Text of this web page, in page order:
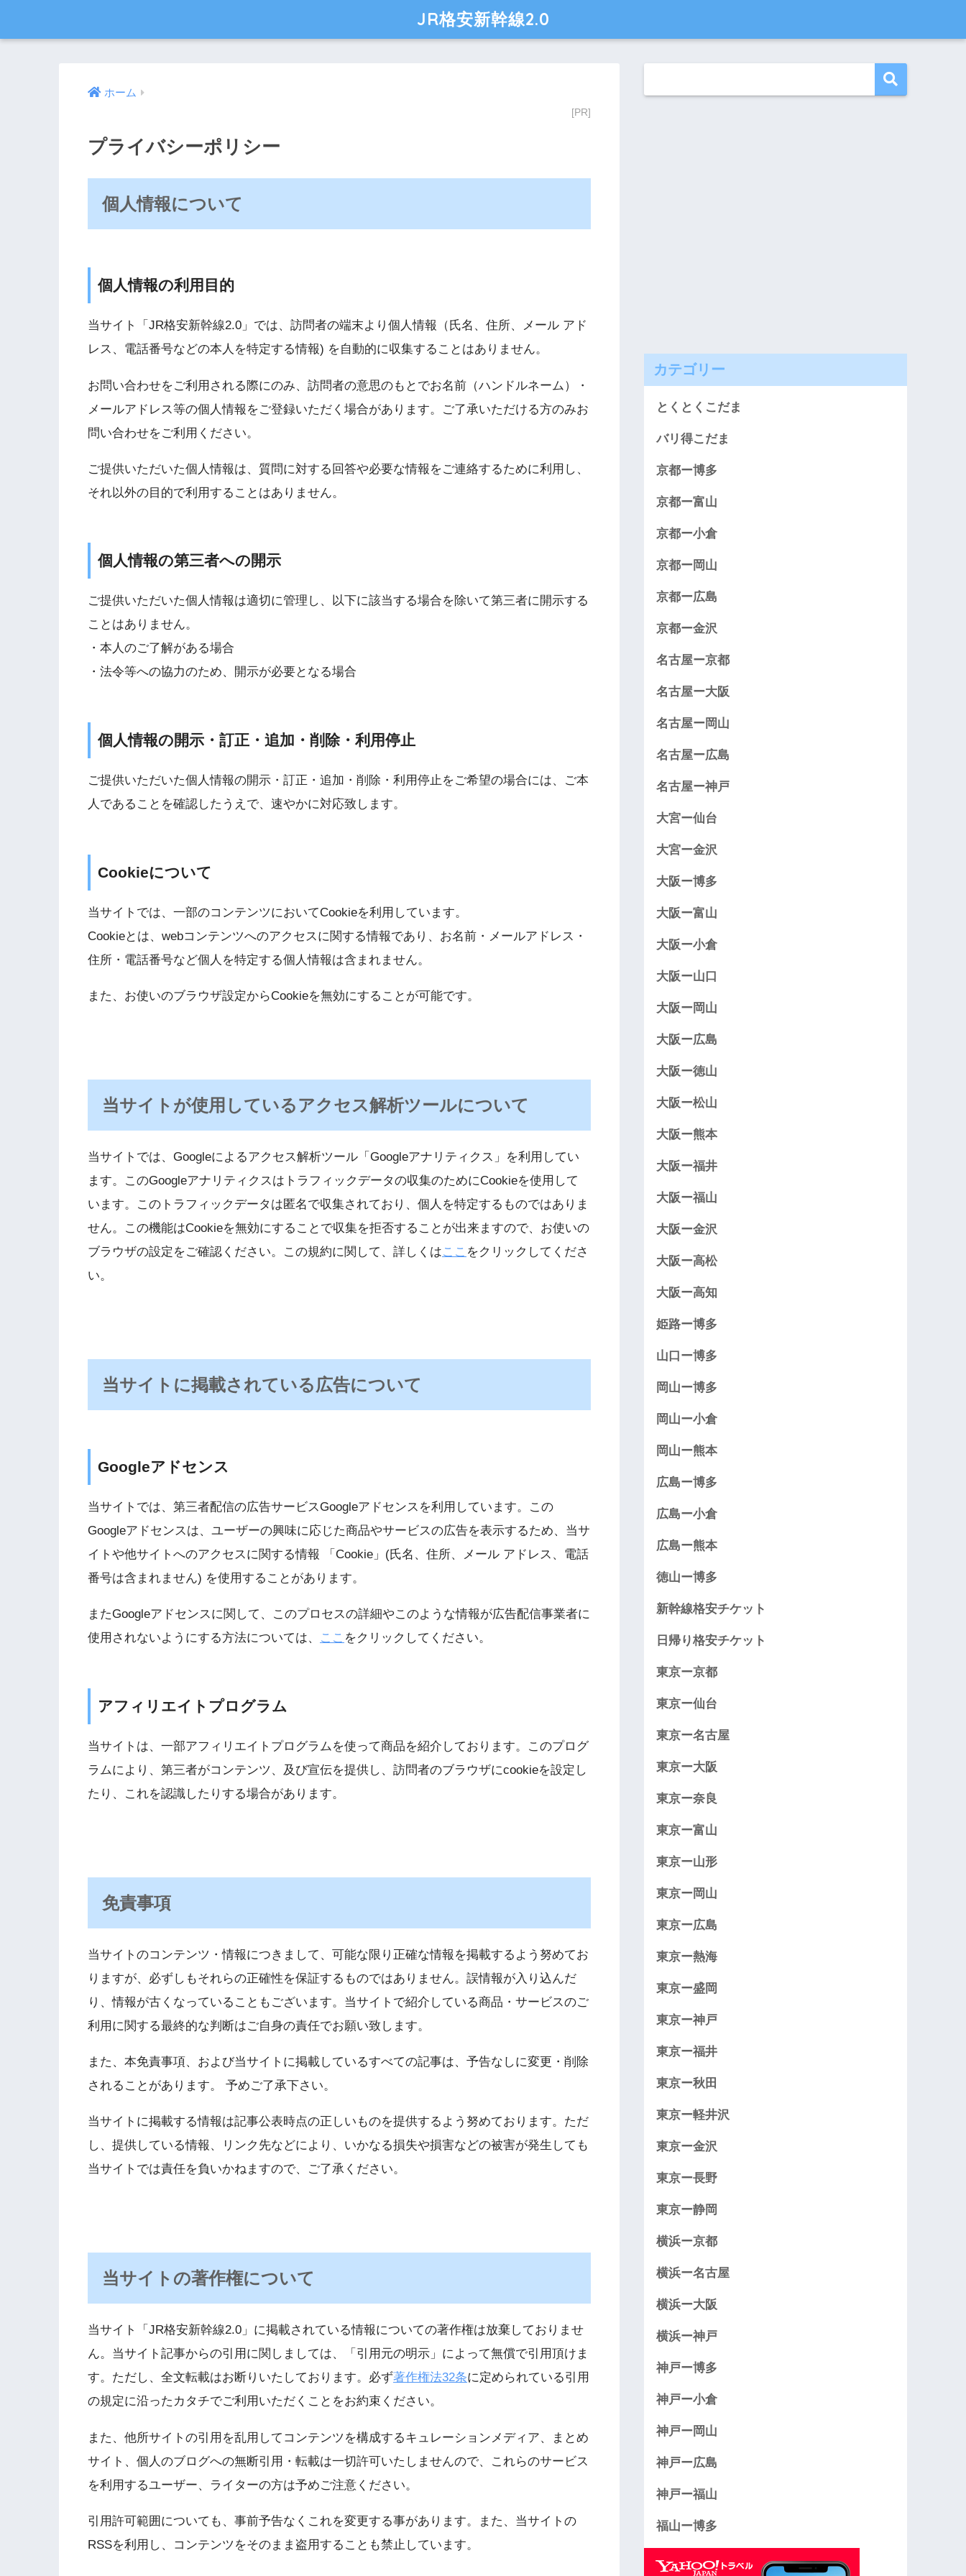
JR格安新幹線2.0
ホーム
プライバシーポリシー
個人情報について
個人情報の利用目的
当サイト「JR格安新幹線2.0」では、訪問者の端末より個人情報（氏名、住所、メール アド
レス、電話番号などの本人を特定する情報) を自動的に収集することはありません。
お問い合わせをご利用される際にのみ、訪問者の意思のもとでお名前（ハンドルネーム）・
メールアドレス等の個人情報をご登録いただく場合があります。ご了承いただける方のみお
問い合わせをご利用ください。
ご提供いただいた個人情報は、質問に対する回答や必要な情報をご連絡するために利用し、
それ以外の目的で利用することはありません。
個人情報の第三者への開示
ご提供いただいた個人情報は適切に管理し、以下に該当する場合を除いて第三者に開示する
ことはありません。
・本人のご了解がある場合
・法令等への協力のため、開示が必要となる場合
個人情報の開示・訂正・追加・削除・利用停止
ご提供いただいた個人情報の開示・訂正・追加・削除・利用停止をご希望の場合には、ご本
人であることを確認したうえで、速やかに対応致します。
Cookieについて
当サイトでは、一部のコンテンツにおいてCookieを利用しています。
Cookieとは、webコンテンツへのアクセスに関する情報であり、お名前・メールアドレス・
住所・電話番号など個人を特定する個人情報は含まれません。
また、お使いのブラウザ設定からCookieを無効にすることが可能です。
当サイトが使用しているアクセス解析ツールについて
当サイトでは、Googleによるアクセス解析ツール「Googleアナリティクス」を利用してい
ます。このGoogleアナリティクスはトラフィックデータの収集のためにCookieを使用して
います。このトラフィックデータは匿名で収集されており、個人を特定するものではありま
せん。この機能はCookieを無効にすることで収集を拒否することが出来ますので、お使いの
ブラウザの設定をご確認ください。この規約に関して、詳しくはここ をクリックしてくださ
い。
当サイトに掲載されている広告について
Googleアドセンス
当サイトでは、第三者配信の広告サービスGoogleアドセンスを利用しています。この
Googleアドセンスは、ユーザーの興味に応じた商品やサービスの広告を表示するため、当サ
イトや他サイトへのアクセスに関する情報 「Cookie」(氏名、住所、メール アドレス、電話
番号は含まれません) を使用することがあります。
またGoogleアドセンスに関して、このプロセスの詳細やこのような情報が広告配信事業者に
使用されないようにする方法については、
ここ をクリックしてください。
アフィリエイトプログラム
当サイトは、一部アフィリエイトプログラムを使って商品を紹介しております。このプログ
ラムにより、第三者がコンテンツ、及び宣伝を提供し、訪問者のブラウザにcookieを設定し
たり、これを認識したりする場合があります。
免責事項
当サイトのコンテンツ・情報につきまして、可能な限り正確な情報を掲載するよう努めてお
りますが、必ずしもそれらの正確性を保証するものではありません。誤情報が入り込んだ
り、情報が古くなっていることもございます。当サイトで紹介している商品・サービスのご
利用に関する最終的な判断はご自身の責任でお願い致します。
また、本免責事項、および当サイトに掲載しているすべての記事は、予告なしに変更・削除
されることがあります。 予めご了承下さい。
当サイトに掲載する情報は記事公表時点の正しいものを提供するよう努めております。ただ
し、提供している情報、リンク先などにより、いかなる損失や損害などの被害が発生しても
当サイトでは責任を負いかねますので、ご了承ください。
当サイトの著作権について
当サイト「JR格安新幹線2.0」に掲載されている情報についての著作権は放棄しておりませ
ん。当サイト記事からの引用に関しましては、「引用元の明示」によって無償で引用頂けま
す。ただし、全文転載はお断りいたしております。必ず著作権法32条に定められている引用
の規定に沿ったカタチでご利用いただくことをお約束ください。
また、他所サイトの引用を乱用してコンテンツを構成するキュレーションメディア、まとめ
サイト、個人のブログへの無断引用・転載は一切許可いたしませんので、これらのサービス
を利用するユーザー、ライターの方は予めご注意ください。
引用許可範囲についても、事前予告なくこれを変更する事があります。また、当サイトの
RSSを利用し、コンテンツをそのまま盗用することも禁止しています。
カテゴリー
とくとくこだま
バリ得こだま
京都ー博多
京都ー富山
京都ー小倉
京都ー岡山
京都ー広島
京都ー金沢
名古屋ー京都
名古屋ー大阪
名古屋ー岡山
名古屋ー広島
名古屋ー神戸
大宮ー仙台
大宮ー金沢
大阪ー博多
大阪ー富山
大阪ー小倉
大阪ー山口
大阪ー岡山
大阪ー広島
大阪ー徳山
大阪ー松山
大阪ー熊本
大阪ー福井
大阪ー福山
大阪ー金沢
大阪ー高松
大阪ー高知
姫路ー博多
山口ー博多
岡山ー博多
岡山ー小倉
岡山ー熊本
広島ー博多
広島ー小倉
広島ー熊本
徳山ー博多
新幹線格安チケット
日帰り格安チケット
東京ー京都
東京ー仙台
東京ー名古屋
東京ー大阪
東京ー奈良
東京ー富山
東京ー山形
東京ー岡山
東京ー広島
東京ー熱海
東京ー盛岡
東京ー神戸
東京ー福井
東京ー秋田
東京ー軽井沢
東京ー金沢
東京ー長野
東京ー静岡
横浜ー京都
横浜ー名古屋
横浜ー大阪
横浜ー神戸
神戸ー博多
神戸ー小倉
神戸ー岡山
神戸ー広島
神戸ー福山
福山ー博多